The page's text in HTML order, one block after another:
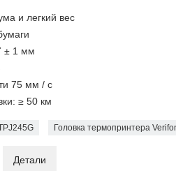
и легкий вес
± 1 мм
75 мм / с
≥ 50 км
Головка термопринтера
Детали